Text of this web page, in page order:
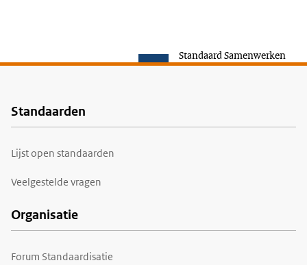
Standaard Samenwerken
Voet
Standaarden
Lijst open standaarden
Veelgestelde vragen
Organisatie
Forum Standaardisatie